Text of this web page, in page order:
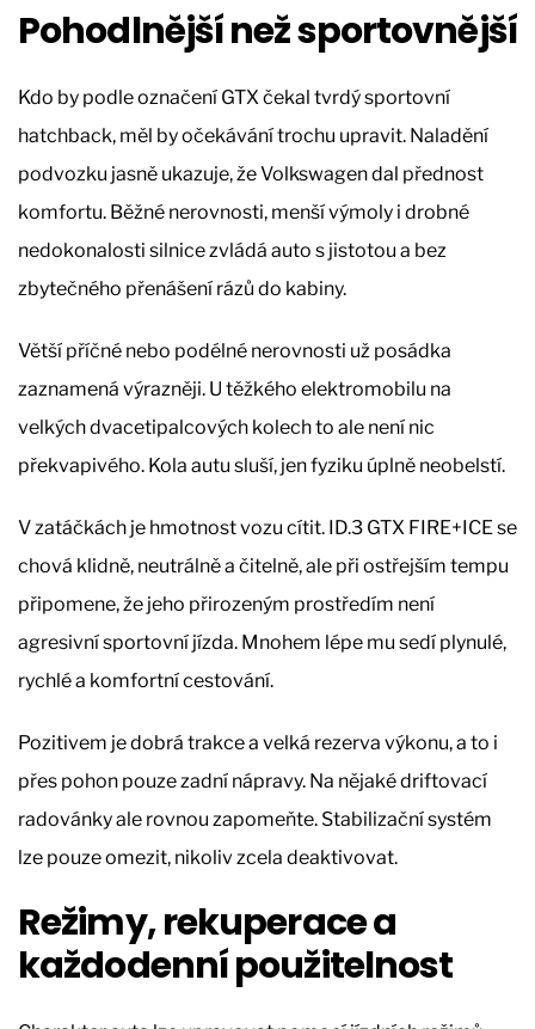
Pohodlnější než sportovnější
Kdo by podle označení GTX čekal tvrdý sportovní
hatchback, měl by očekávání trochu upravit. Naladění
podvozku jasně ukazuje, že Volkswagen dal přednost
komfortu. Běžné nerovnosti, menší výmoly i drobné
nedokonalosti silnice zvládá auto s jistotou a bez
zbytečného přenášení rázů do kabiny.
Větší příčné nebo podélné nerovnosti už posádka
zaznamená výrazněji. U těžkého elektromobilu na
velkých dvacetipalcových kolech to ale není nic
překvapivého. Kola autu sluší, jen fyziku úplně neobelstí.
V zatáčkách je hmotnost vozu cítit. ID.3 GTX FIRE+ICE se
chová klidně, neutrálně a čitelně, ale při ostřejším tempu
připomene, že jeho přirozeným prostředím není
agresivní sportovní jízda. Mnohem lépe mu sedí plynulé,
rychlé a komfortní cestování.
Pozitivem je dobrá trakce a velká rezerva výkonu, a to i
přes pohon pouze zadní nápravy. Na nějaké driftovací
radovánky ale rovnou zapomeňte. Stabilizační systém
lze pouze omezit, nikoliv zcela deaktivovat.
Režimy, rekuperace a
každodenní použitelnost